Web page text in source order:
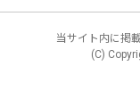
当サイト内に掲
(C)